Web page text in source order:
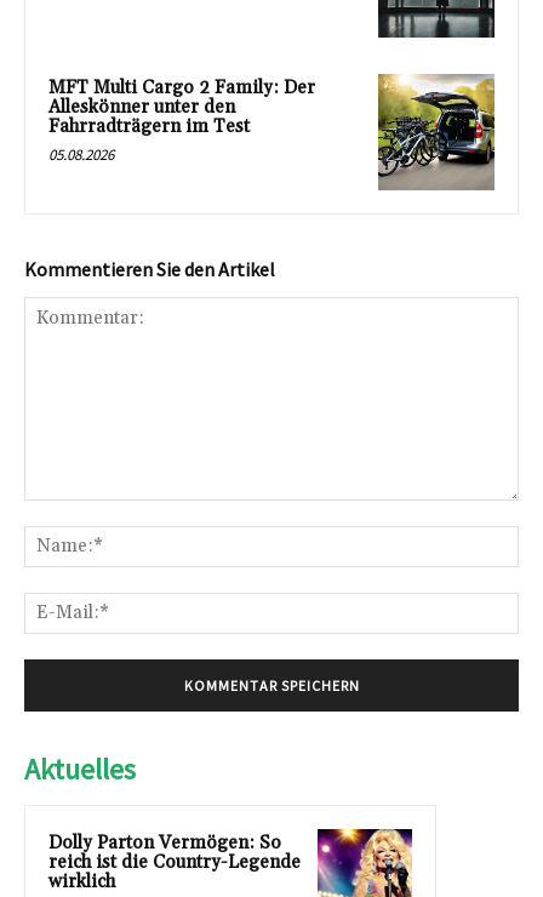
MFT Multi Cargo 2 Family: Der
Alleskönner unter den
Fahrradträgern im Test
05.08.2026
Kommentieren Sie den Artikel
Aktuelles
Dolly Parton Vermögen: So
reich ist die Country-Legende
wirklich